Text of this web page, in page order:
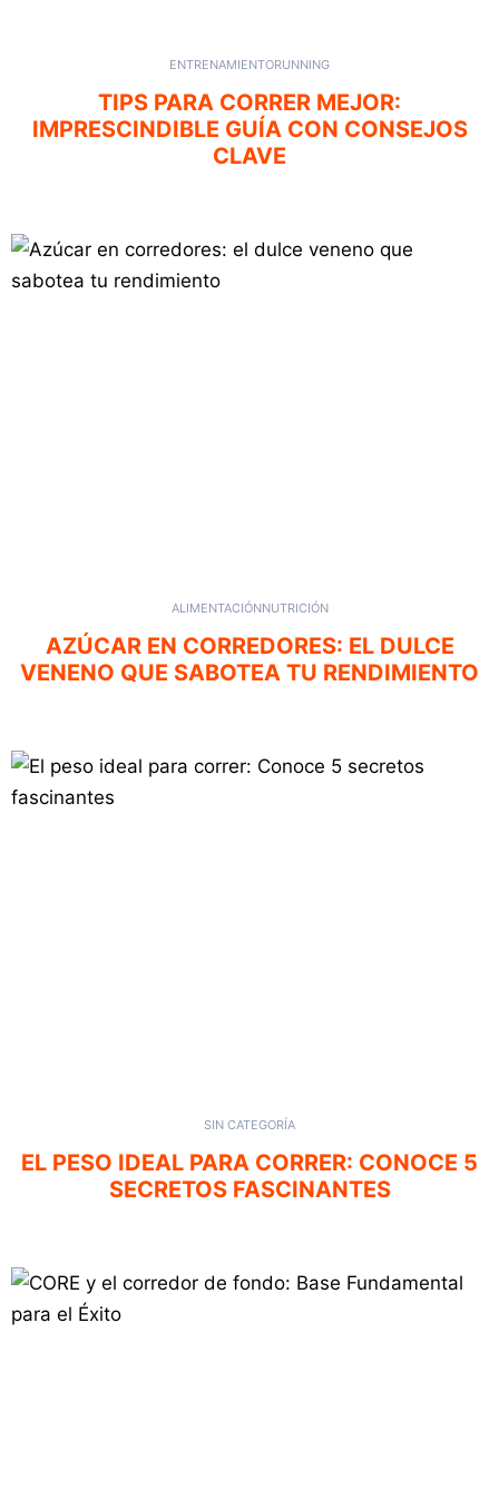
ENTRENAMIENTORUNNING
TIPS PARA CORRER MEJOR:
IMPRESCINDIBLE GUÍA CON CONSEJOS
CLAVE
ALIMENTACIÓNNUTRICIÓN
AZÚCAR EN CORREDORES: EL DULCE
VENENO QUE SABOTEA TU RENDIMIENTO
SIN CATEGORÍA
EL PESO IDEAL PARA CORRER: CONOCE 5
SECRETOS FASCINANTES